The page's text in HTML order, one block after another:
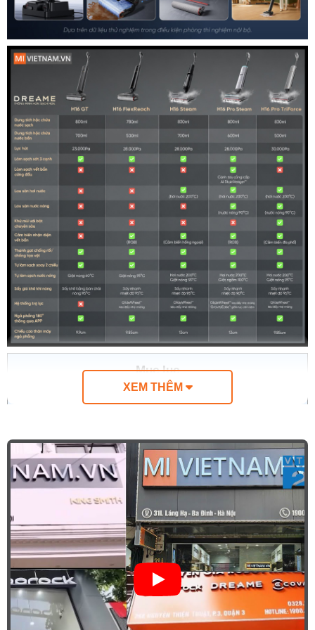
Mục lục
Ưu điểm nổi bật của máy hút bụi lau nhà Dreame H16
vượt trội
3.Lực hút mạnh mẽ đến 28.000Pa đánh bay mọi loại vết
bẩn
Hệ thống trợ lực Glide Wheel™ tái định nghĩa khả
năng chuyển động
5.Làm sạch thông minh bằng nước nóng ở nhiệt độ
95°C
6.Sấy khô toàn diện ở 95°C ngăn ngừa vi khuẩn hiệu
quả
7.Bộ ngăn mùi giúp ngăn ngừa mùi hôi suốt 21 ngày
XEM THÊM